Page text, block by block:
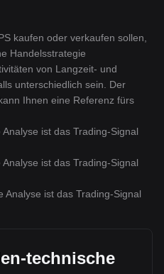
kaufen oder verkaufen sollen,
Handelsstrategie
von Langzeit- und
unterschiedlich sein. Der
Ihnen eine Referenz fürs
ist das Trading-Signal
ist das Trading-Signal
Analyse ist das Trading-Signal
technische